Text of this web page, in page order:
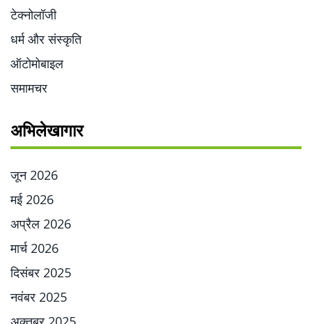
टेक्नोलॉजी
धर्म और संस्कृति
ऑटोमोबाइल
समामचर
अभिलेखागार
जून 2026
मई 2026
अप्रैल 2026
मार्च 2026
दिसंबर 2025
नवंबर 2025